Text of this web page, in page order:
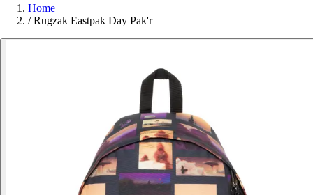
Home
/ Rugzak Eastpak Day Pak'r